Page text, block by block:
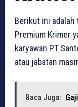
Berikut ini adalah
Premium Krimer
karyawan PT
atau jabatan
Baca Juga: